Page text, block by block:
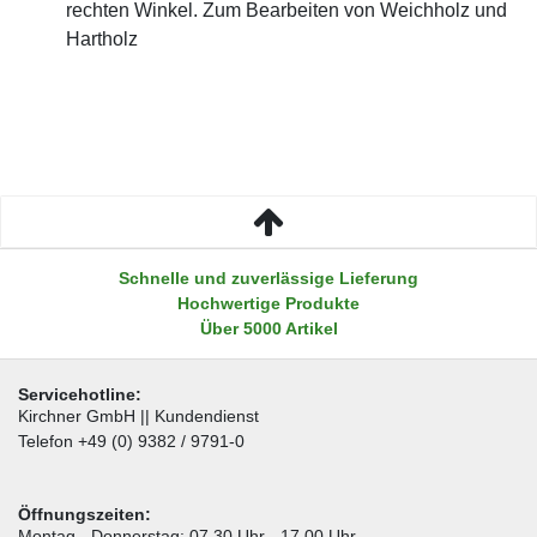
rechten Winkel. Zum Bearbeiten von Weichholz und
Hartholz
Schnelle und zuverlässige Lieferung
Hochwertige Produkte
Über 5000 Artikel
Servicehotline:
Kirchner GmbH || Kundendienst
Telefon +49 (0) 9382 / 9791-0
Öffnungszeiten: